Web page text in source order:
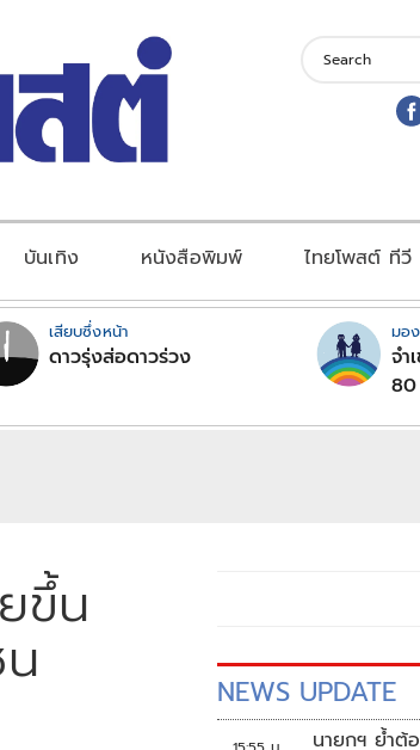
บันเทิง หนังสือพิมพ์ ไทยโพสต์ ทีวี
เสียบซึ่งหน้า
ดาวรุ่งส่อดาวร่วง
มอ
จำ
ขึ้น
NEWS UPDATE
นายกฯ ย้ำต้